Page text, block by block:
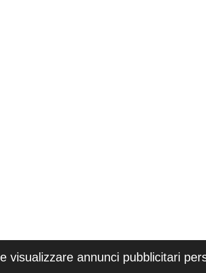
visualizzare annunci pubblicitari